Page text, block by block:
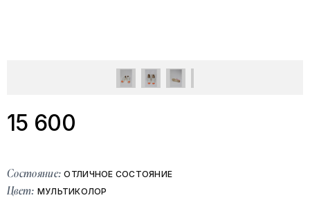
15 600
Состояние: ОТЛИЧНОЕ СОСТОЯНИЕ
Цвет: МУЛЬТИКОЛОР